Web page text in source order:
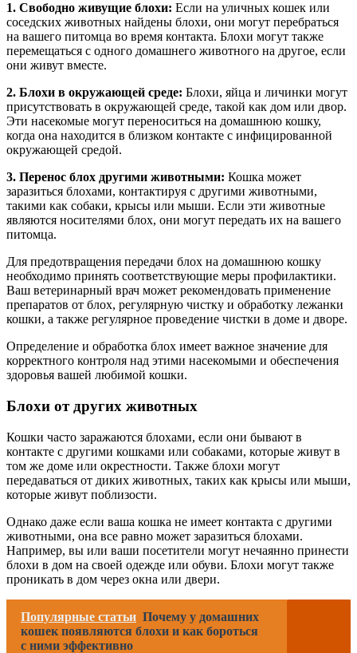
1. Свободно живущие блохи: Если на уличных кошек или
соседских животных найдены блохи, они могут перебраться
на вашего питомца во время контакта. Блохи могут также
перемещаться с одного домашнего животного на другое, если
они живут вместе.
2. Блохи в окружающей среде: Блохи, яйца и личинки могут
присутствовать в окружающей среде, такой как дом или двор.
Эти насекомые могут переноситься на домашнюю кошку,
когда она находится в близком контакте с инфицированной
окружающей средой.
3. Перенос блох другими животными: Кошка может
заразиться блохами, контактируя с другими животными,
такими как собаки, крысы или мыши. Если эти животные
являются носителями блох, они могут передать их на вашего
питомца.
Для предотвращения передачи блох на домашнюю кошку
необходимо принять соответствующие меры профилактики.
Ваш ветеринарный врач может рекомендовать применение
препаратов от блох, регулярную чистку и обработку лежанки
кошки, а также регулярное проведение чистки в доме и дворе.
Определение и обработка блох имеет важное значение для
корректного контроля над этими насекомыми и обеспечения
здоровья вашей любимой кошки.
Блохи от других животных
Кошки часто заражаются блохами, если они бывают в
контакте с другими кошками или собаками, которые живут в
том же доме или окрестности. Также блохи могут
передаваться от диких животных, таких как крысы или мыши,
которые живут поблизости.
Однако даже если ваша кошка не имеет контакта с другими
животными, она все равно может заразиться блохами.
Например, вы или ваши посетители могут нечаянно принести
блохи в дом на своей одежде или обуви. Блохи могут также
проникать в дом через окна или двери.
Популярные статьи Почему у домашних
кошек появляются блохи и как бороться
с ними эффективно